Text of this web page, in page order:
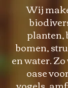
Wij
planten,
bomen,
en water.
oase